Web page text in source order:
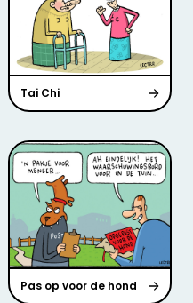
Tai Chi
Pas op voor de hond